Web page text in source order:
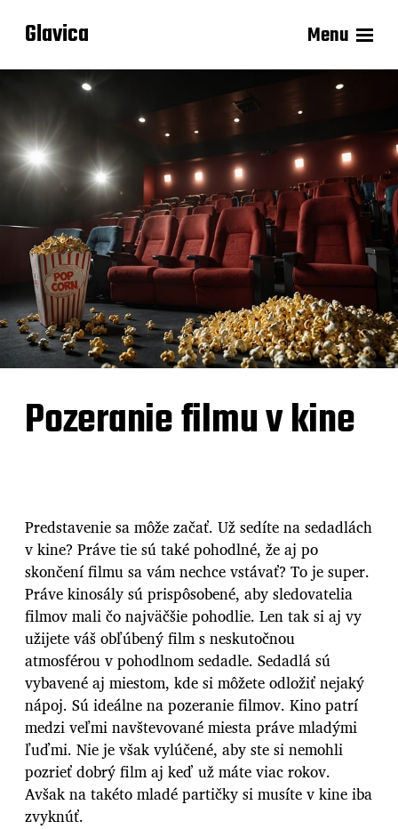
Glavica Menu
Pozeranie filmu v kine
Predstavenie sa môže začať. Už sedíte na sedadlách
v kine? Práve tie sú také pohodlné, že aj po
skončení filmu sa vám nechce vstávať? To je super.
Práve kinosály sú prispôsobené, aby sledovatelia
filmov mali čo najväčšie pohodlie. Len tak si aj vy
užijete váš obľúbený film s neskutočnou
atmosférou v pohodlnom sedadle. Sedadlá sú
vybavené aj miestom, kde si môžete odložiť nejaký
nápoj. Sú ideálne na pozeranie filmov. Kino patrí
medzi veľmi navštevované miesta práve mladými
ľuďmi. Nie je však vylúčené, aby ste si nemohli
pozrieť dobrý film aj keď už máte viac rokov.
Avšak na takéto mladé partičky si musíte v kine iba
zvyknúť.